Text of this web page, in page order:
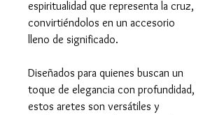
espiritualidad que representa la cruz,
convirtiéndolos en un accesorio
lleno de significado.
Diseñados para quienes buscan un
toque de elegancia con profundidad,
estos aretes son versátiles y